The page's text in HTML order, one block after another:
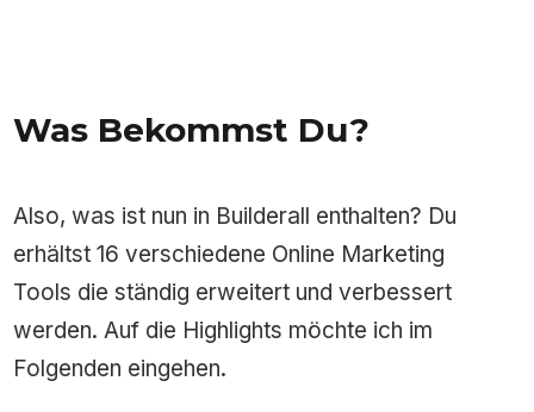
Was Bekommst Du?
Also, was ist nun in Builderall enthalten? Du
erhältst 16 verschiedene Online Marketing
Tools die ständig erweitert und verbessert
werden. Auf die Highlights möchte ich im
Folgenden eingehen.